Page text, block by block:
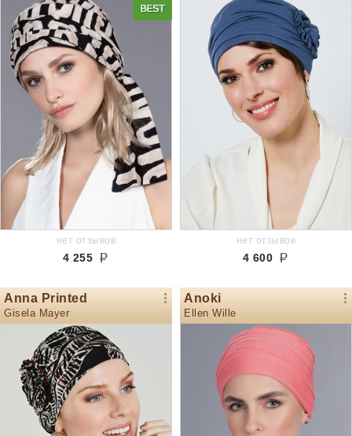
нет отзывов
4 255
нет отзывов
4 600
Anna Printed
Gisela Mayer
Anoki
Ellen Wille